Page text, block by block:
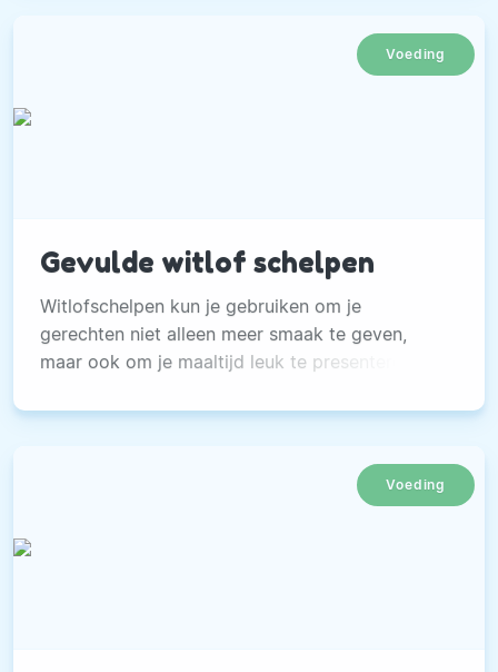
Voeding
Gevulde witlof schelpen
Witlofschelpen kun je gebruiken om je
gerechten niet alleen meer smaak te geven,
maar ook om je maaltijd leuk te presenteren.
Voeding